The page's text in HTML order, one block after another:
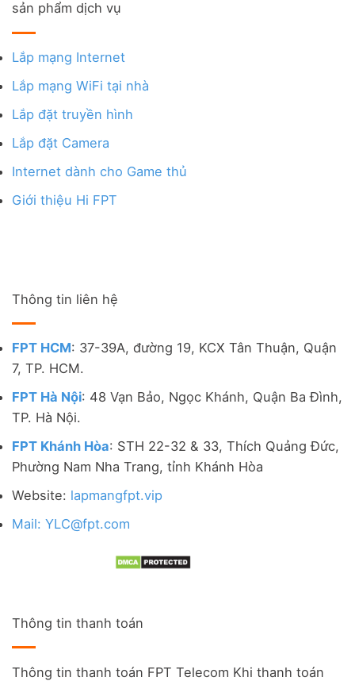
sản phẩm dịch vụ
Lắp mạng Internet
Lắp mạng WiFi tại nhà
Lắp đặt truyền hình
Lắp đặt Camera
Internet dành cho Game thủ
Giới thiệu Hi FPT
Thông tin liên hệ
FPT HCM: 37-39A, đường 19, KCX Tân Thuận, Quận
7, TP. HCM.
FPT Hà Nội: 48 Vạn Bảo, Ngọc Khánh, Quận Ba Đình,
TP. Hà Nội.
FPT Khánh Hòa: STH 22-32 & 33, Thích Quảng Đức,
Phường Nam Nha Trang, tỉnh Khánh Hòa
Website: lapmangfpt.vip
Mail: YLC@fpt.com
Thông tin thanh toán
Thông tin thanh toán FPT Telecom Khi thanh toán